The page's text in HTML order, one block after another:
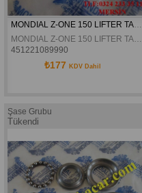
MONDIAL Z-ONE 150 LIFTER TANSIYONER ORJINAL
MONDIAL Z-ONE 150 LIFTER TANSIYONER ORJINAL
451221089990
₺177 KDV Dahil
Şase Grubu
Tükendi